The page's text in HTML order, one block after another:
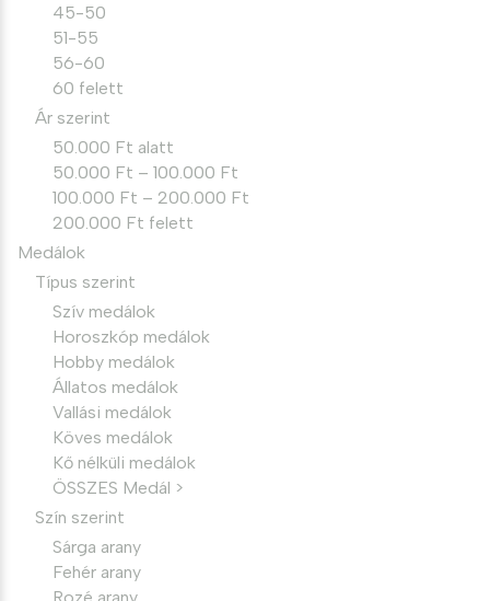
45-50
51-55
56-60
60 felett
Ár szerint
50.000 Ft alatt
50.000 Ft – 100.000 Ft
100.000 Ft – 200.000 Ft
200.000 Ft felett
Medálok
Típus szerint
Szív medálok
Horoszkóp medálok
Hobby medálok
Állatos medálok
Vallási medálok
Köves medálok
Kő nélküli medálok
ÖSSZES Medál >
Szín szerint
Sárga arany
Fehér arany
Rozé arany